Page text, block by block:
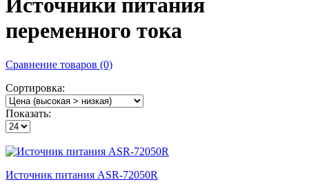
Источники питания
переменного тока
Сравнение товаров (0)
Сортировка:
Показать:
Источник питания ASR-72050R